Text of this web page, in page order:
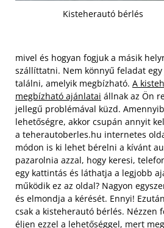
Kisteherautó bérlés
mivel és hogyan fogjuk a másik
szállíttatni. Nem könnyű feladat
találni, amelyik megbízható. A
megbízható ajánlatai állnak az Ön
jellegű problémával küzd.
lehetőségre, akkor csupán annyit
a teherautoberles.hu internetes
módon is ki lehet bérelni a kívánt
pazarolnia azzal, hogy keresi,
egy kattintás és láthatja a legjobb
működik ez az oldal? Nagyon
és elmondja a kérését. Ennyi!
csak a kisteherautó bérlés. Nézzen
éljen ezzel a lehetőséggel, mert